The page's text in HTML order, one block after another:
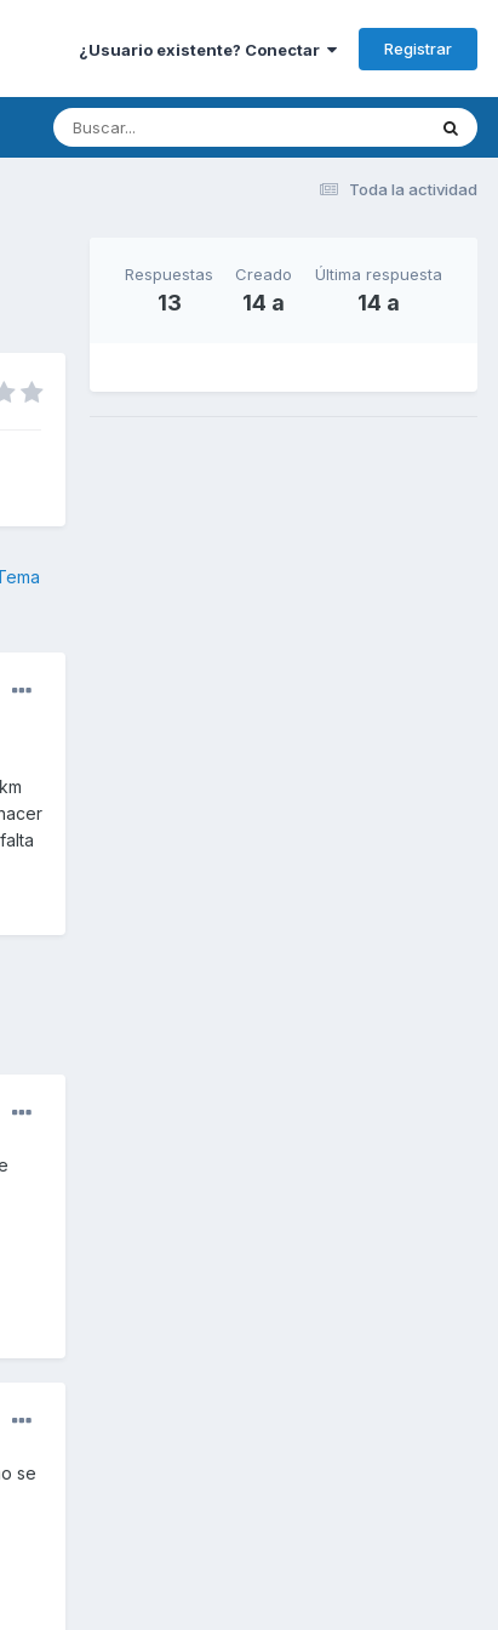
¿Usuario existente? Conectar Registrar
Toda la actividad
se
Respuestas
13
Creado
14 a
Última respuesta
14 a